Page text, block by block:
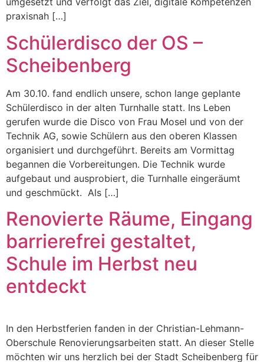
praxisnah […]
Schülerdisco der OS –
Scheibenberg
Am 30.10. fand endlich unsere, schon lange geplante
Schülerdisco in der alten Turnhalle statt. Ins Leben
gerufen wurde die Disco von Frau Mosel und von der
Technik AG, sowie Schülern aus den oberen Klassen
organisiert und durchgeführt. Bereits am Vormittag
begannen die Vorbereitungen. Die Technik wurde
aufgebaut und ausprobiert, die Turnhalle eingeräumt
und geschmückt. Als […]
Renovierte Räume, Eingang
barrierefrei gestaltet,
Schule im Herbst neu
entdeckt
In den Herbstferien fanden in der Christian-Lehmann-
Oberschule Renovierungsarbeiten statt. An dieser Stelle
möchten wir uns herzlich bei der Stadt Scheibenberg für